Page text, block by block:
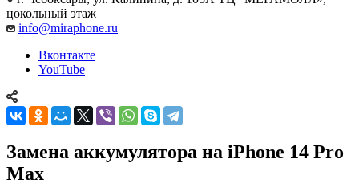
цокольный этаж
info@miraphone.ru
Вконтакте
YouTube
Замена аккумулятора на iPhone 14 Pro
Max